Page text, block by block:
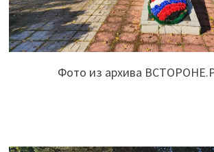
Фото из архива